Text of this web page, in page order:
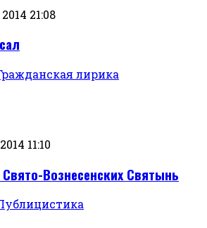
21:08
лирика
11:10
Вознесенских Святынь